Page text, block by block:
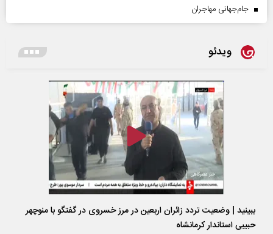
جام‌جهانی مهاجران
ویدئو
ببینید | وضعیت تردد زائران اربعین در مرز خسروی در گفتگو با منوچهر
حبیبی استاندار کرمانشاه